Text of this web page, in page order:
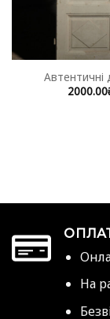
Автентичні
2000.00
На